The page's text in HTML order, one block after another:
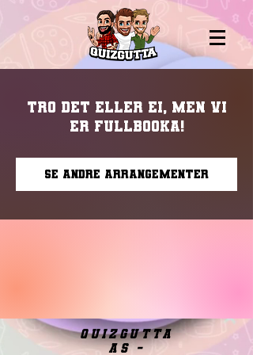
Tro det eller ei, men vi
er fullbooka!
Se andre arrangementer
quizgutta
as -